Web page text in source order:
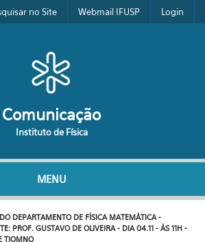
no Site Webmail IFUSP Login
Comunicação
Instituto de Física
MENU
DEPARTAMENTO DE FÍSICA MATEMÁTICA -
PROF. GUSTAVO DE OLIVEIRA - DIA 04.11 - ÀS 11H -
TIOMNO